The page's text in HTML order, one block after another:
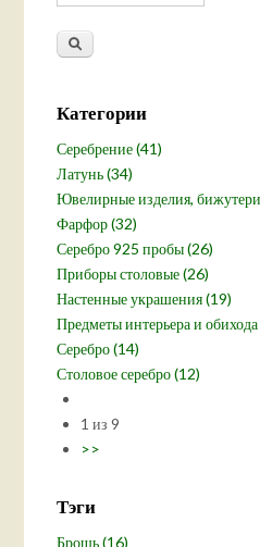
Категории
Серебрение (41)
Латунь (34)
Ювелирные изделия,
Фарфор (32)
Серебро 925 пробы (26)
Приборы столовые (26)
Настенные украшения (19)
Предметы интерьера и
Серебро (14)
Столовое серебро (12)
1 из 9
>>
Тэги
Брошь (16)